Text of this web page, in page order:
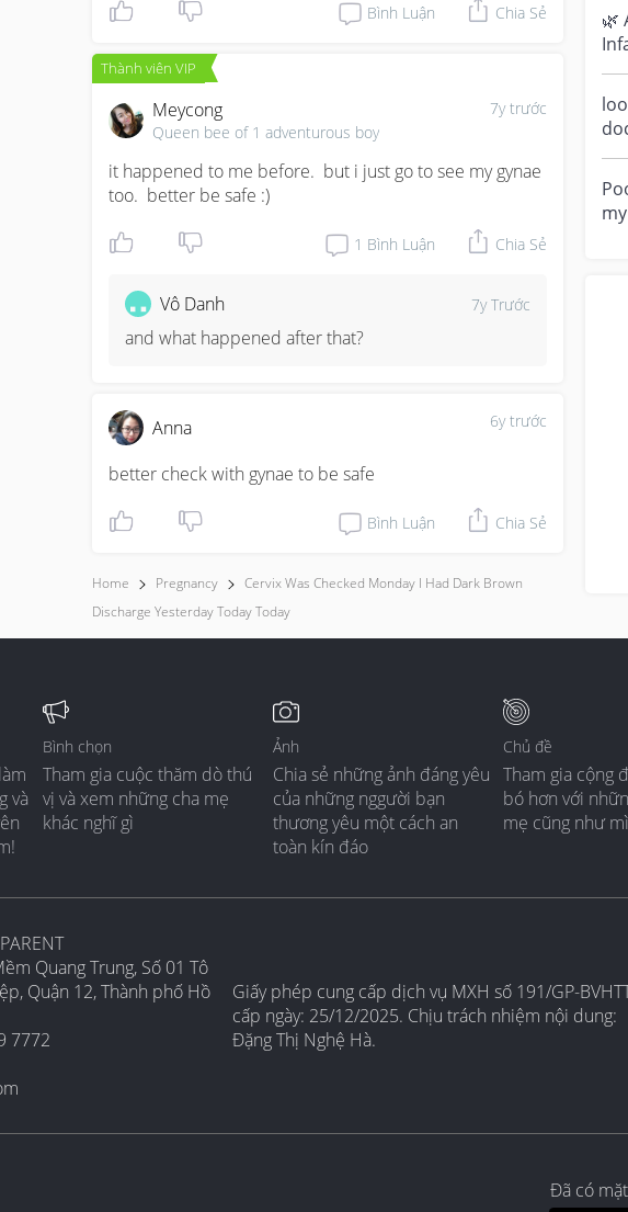
Bình Luận Chia Sẻ
Thành viên VIP
7y trước
Meycong
Queen bee of 1 adventurous boy
it happened to me before.  but i just go to see my gynae
too.  better be safe :)
1 Bình Luận Chia Sẻ
Vô Danh 7y Trước
and what happened after that?
6y trước
Anna
better check with gynae to be safe
Bình Luận Chia Sẻ
Home Pregnancy
Cervix Was Checked Monday I Had Dark Brown
Discharge Yesterday Today Today
🌿
a
và
Bình chọn
Tham gia cuộc thăm dò thú
vị và xem những cha mẹ
khác nghĩ gì
Ảnh
Chia sẻ những ảnh đáng yêu
của những nggười bạn
thương yêu một cách an
toàn kín đáo
Chủ đề
Tham gia cộng
bó hơn với
mẹ cũng như
Quang Trung, Số 01 Tô
Quận 12, Thành phố Hồ
7772
Giấy phép cung cấp dịch vụ MXH số 191/GP-
cấp ngày: 25/12/2025. Chịu trách nhiệm nội dung:
Đặng Thị Nghệ Hà.
Đã có